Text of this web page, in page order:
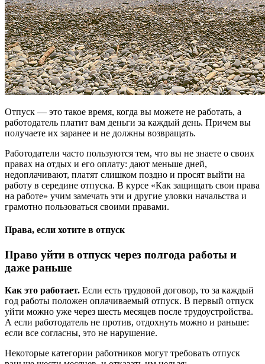
Отпуск — это такое время, когда вы можете не работать, а
работодатель платит вам деньги за каждый день. Причем вы
получаете их заранее и не должны возвращать.
Работодатели часто пользуются тем, что вы не знаете о своих
правах на отдых и его оплату: дают меньше дней,
недоплачивают, платят слишком поздно и просят выйти на
работу в середине отпуска. В курсе «Как защищать свои права
на работе» учим замечать эти и другие уловки начальства и
грамотно пользоваться своими правами.
Права, если хотите в отпуск
Право уйти в отпуск через полгода работы и
даже раньше
Как это работает. Если есть трудовой договор, то за каждый
год работы положен оплачиваемый отпуск. В первый отпуск
уйти можно уже через шесть месяцев после трудоустройства.
А если работодатель не против, отдохнуть можно и раньше:
если все согласны, это не нарушение.
Некоторые категории работников могут требовать отпуск